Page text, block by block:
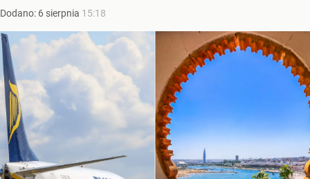
Dodano: 6 sierpnia 15:18